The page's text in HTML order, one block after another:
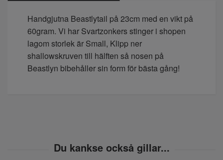
Handgjutna Beastlytail på 23cm med en vikt på
60gram. Vi har Svartzonkers stinger i shopen
lagom storlek är Small, Klipp ner
shallowskruven till hälften så nosen på
Beastlyn bibehåller sin form för bästa gång!